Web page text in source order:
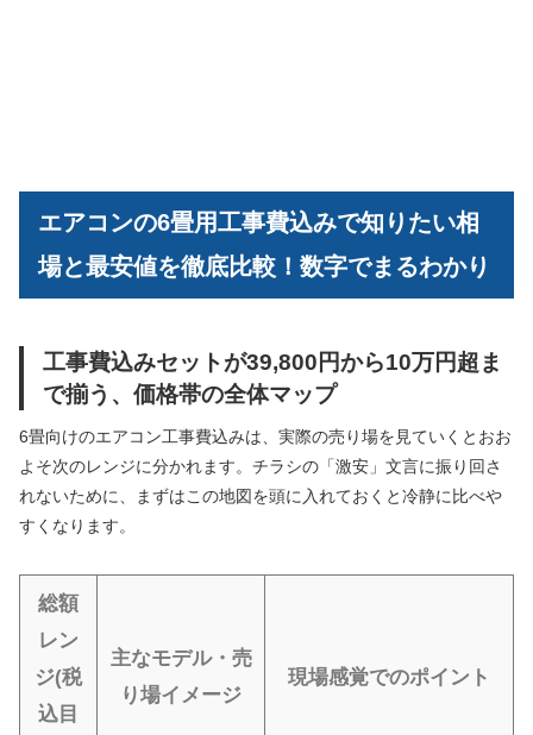
エアコンの6畳用工事費込みで知りたい相
場と最安値を徹底比較！数字でまるわかり
工事費込みセットが39,800円から10万円超ま
で揃う、価格帯の全体マップ
6畳向けのエアコン工事費込みは、実際の売り場を見ていくとおお
よそ次のレンジに分かれます。チラシの「激安」文言に振り回さ
れないために、まずはこの地図を頭に入れておくと冷静に比べや
すくなります。
総額
レン
ジ(税
込目
主なモデル・売
り場イメージ
現場感覚でのポイント